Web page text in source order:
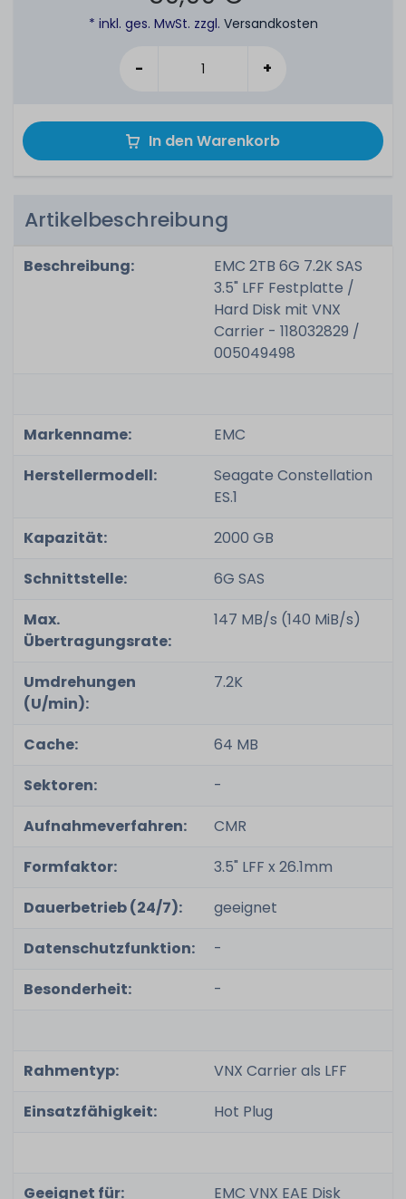
* inkl. ges. MwSt. zzgl. Versandkosten
- +
In den Warenkorb
Artikelbeschreibung
Beschreibung:
EMC 2TB 6G 7.2K SAS
3.5" LFF Festplatte /
Hard Disk mit VNX
Carrier - 118032829 /
005049498
Markenname:
EMC
Herstellermodell:
Seagate Constellation
ES.1
Kapazität:
2000 GB
Schnittstelle:
6G SAS
Max.
Übertragungsrate:
147 MB/s (140 MiB/s)
Umdrehungen
(U/min):
7.2K
Cache:
64 MB
Sektoren:
-
Aufnahmeverfahren:
CMR
Formfaktor:
3.5" LFF x 26.1mm
Dauerbetrieb (24/7):
geeignet
Datenschutzfunktion:
-
Besonderheit:
-
Rahmentyp:
VNX Carrier als LFF
Einsatzfähigkeit:
Hot Plug
Geeignet für: EMC VNX EAE Disk